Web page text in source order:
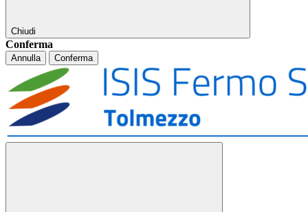
Chiudi
Conferma
Annulla Conferma